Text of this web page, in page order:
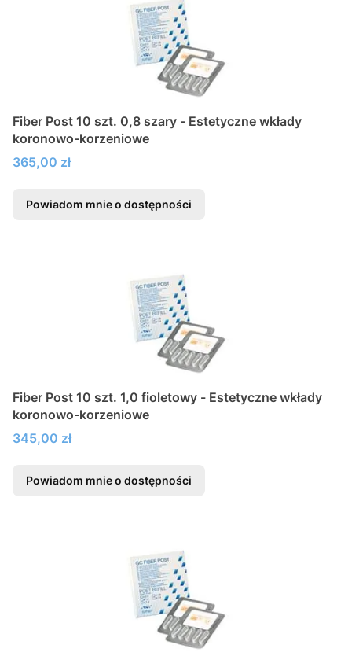
Fiber Post 10 szt. 0,8 szary - Estetyczne wkłady
koronowo-korzeniowe
Cena
365,00 zł
Powiadom mnie o dostępności
Fiber Post 10 szt. 1,0 fioletowy - Estetyczne wkłady
koronowo-korzeniowe
Cena
345,00 zł
Powiadom mnie o dostępności